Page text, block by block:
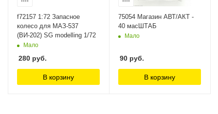
f72157 1:72 Запасное
колесо для МАЗ-537
(ВИ-202) SG modelling 1/72
Мало
280 руб.
В корзину
75054 Магазин АВТ/АКТ -
40 масШТАБ
Мало
90 руб.
В корзину